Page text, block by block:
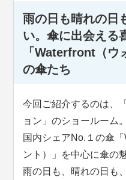
雨の日も晴れの日
い。傘に出会える
「Waterfront（ウ
の傘たち
今回ご紹介するのは、
ョン」のショールーム
国内シェアNo.１の傘
ント）」を中心に傘の
雨の日も、晴れの日も